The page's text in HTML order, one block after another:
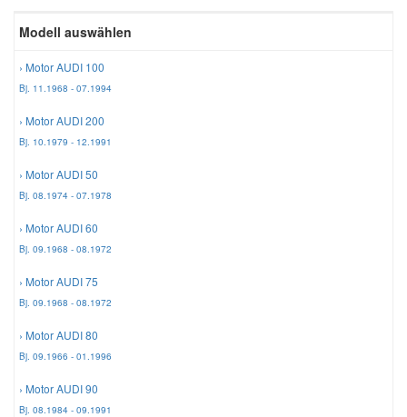
Modell auswählen
› Motor AUDI 100
Bj. 11.1968 - 07.1994
› Motor AUDI 200
Bj. 10.1979 - 12.1991
› Motor AUDI 50
Bj. 08.1974 - 07.1978
› Motor AUDI 60
Bj. 09.1968 - 08.1972
› Motor AUDI 75
Bj. 09.1968 - 08.1972
› Motor AUDI 80
Bj. 09.1966 - 01.1996
› Motor AUDI 90
Bj. 08.1984 - 09.1991
Scheibenreinigung
Zündanlage und Glühanlage
Reparatur-Zubehör
Schlüsselgehäuse
Winter-Autozubehör
Daewoo Ersatzteile
Daihatsu Ersatzteile
Dodge Ersatzteile
Jeep Ersatzteile
Kia Ersatzteile
Lancia Ersatzteile